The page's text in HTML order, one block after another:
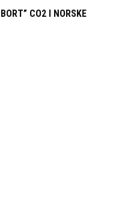
CO2 I NORSKE